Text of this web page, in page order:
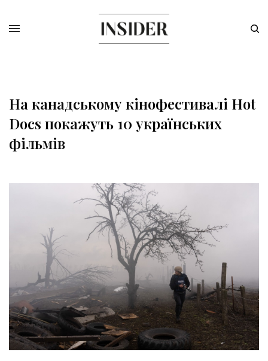
На канадському кінофестивалі Hot
Docs покажуть 10 українських
фільмів